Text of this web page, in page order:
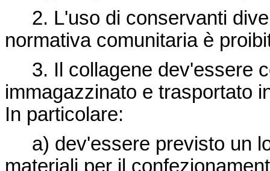
2. L'uso di conservanti
normativa comunitaria è
3. Il collagene dev'essere
immagazzinato e trasportato
In particolare:
a) dev'essere previsto un
materiali per il